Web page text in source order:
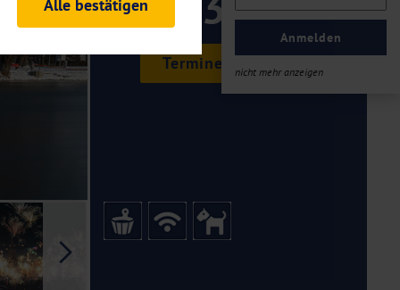
Anmelden
nicht mehr anzeigen
Termine & Preise
und Analysen. Mithilfe
Alle bestätigen